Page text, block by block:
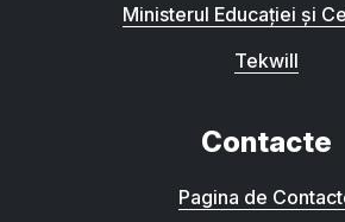
Ministerul Educației și
Tekwill
Contacte
Pagina de